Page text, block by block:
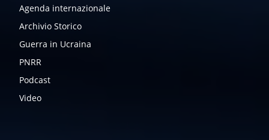
Agenda internazionale
Archivio Storico
Guerra in Ucraina
PNRR
Podcast
Video